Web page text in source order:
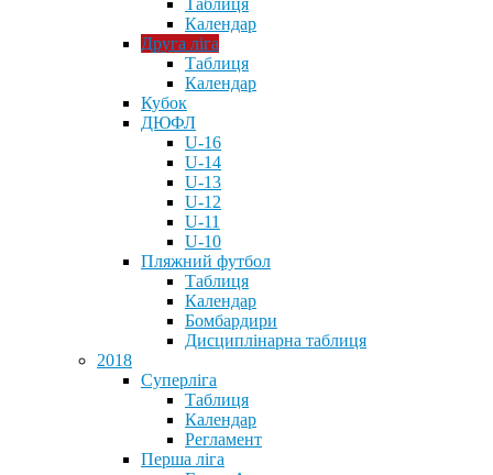
Таблиця
Календар
Друга ліга
Таблиця
Календар
Кубок
ДЮФЛ
U-16
U-14
U-13
U-12
U-11
U-10
Пляжний футбол
Таблиця
Календар
Бомбардири
Дисциплінарна таблиця
2018
Суперліга
Таблиця
Календар
Регламент
Перша ліга